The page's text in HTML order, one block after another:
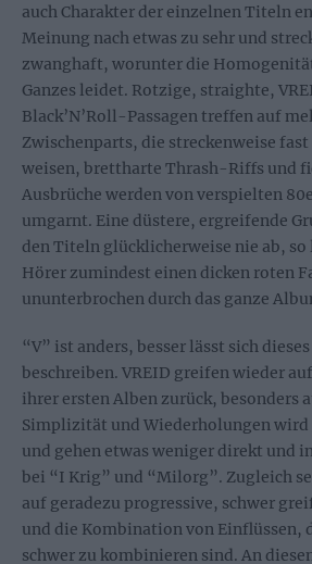
auch Charakter der einzelnen Titeln
Meinung nach etwas zu sehr und
zwanghaft, worunter die
Ganzes leidet. Rotzige, straighte,
Black’N’Roll-Passagen treffen auf
Zwischenparts, die streckenweise fast
weisen, brettharte Thrash-Riffs und
Ausbrüche werden von verspielten
umgarnt. Eine düstere, ergreifende
den Titeln glücklicherweise nie ab, so
Hörer zumindest einen dicken roten
ununterbrochen durch das ganze
“V” ist anders, besser lässt sich
beschreiben. VREID greifen wieder
ihrer ersten Alben zurück, besonders
Simplizität und Wiederholungen
und gehen etwas weniger direkt und
bei “I Krig” und “Milorg”. Zugleich
auf geradezu progressive, schwer
und die Kombination von Einflüssen,
schwer zu kombinieren sind. An